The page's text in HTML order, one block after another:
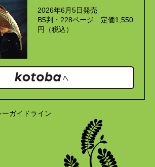
2026年6月5日発売
B5判・228ページ 定価1,550
円（税込）
ガイドライン